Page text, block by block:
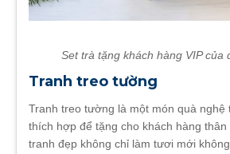
Set trà tặng khách hàng VIP của
Tranh treo tường
Tranh treo tường là một món quà nghệ
thích hợp để tặng cho khách hàng
tranh đẹp không chỉ làm tươi mới